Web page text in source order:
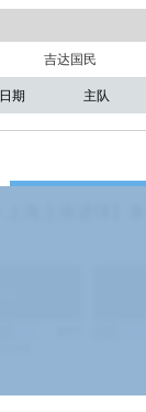
吉达国民
日期 主队